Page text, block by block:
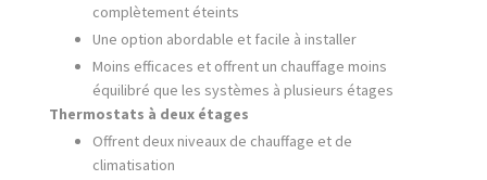
complètement éteints
Une option abordable et facile à installer
Moins efficaces et offrent un chauffage moins
équilibré que les systèmes à plusieurs étages
Thermostats à deux étages
Offrent deux niveaux de chauffage et de
climatisation